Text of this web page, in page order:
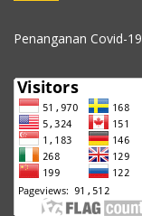
Penanganan Covid-19